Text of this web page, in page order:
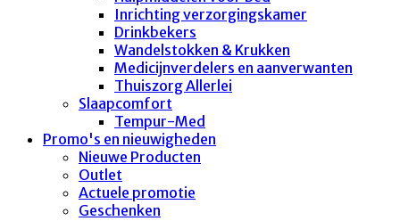
Inrichting verzorgingskamer
Drinkbekers
Wandelstokken & Krukken
Medicijnverdelers en aanverwanten
Thuiszorg Allerlei
Slaapcomfort
Tempur-Med
Promo's en nieuwigheden
Nieuwe Producten
Outlet
Actuele promotie
Geschenken